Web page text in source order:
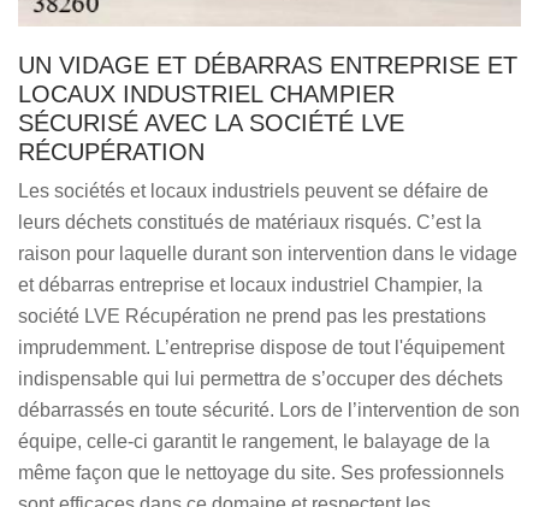
UN VIDAGE ET DÉBARRAS ENTREPRISE ET
LOCAUX INDUSTRIEL CHAMPIER
SÉCURISÉ AVEC LA SOCIÉTÉ LVE
RÉCUPÉRATION
Les sociétés et locaux industriels peuvent se défaire de
leurs déchets constitués de matériaux risqués. C’est la
raison pour laquelle durant son intervention dans le vidage
et débarras entreprise et locaux industriel Champier, la
société LVE Récupération ne prend pas les prestations
imprudemment. L’entreprise dispose de tout l'équipement
indispensable qui lui permettra de s’occuper des déchets
débarrassés en toute sécurité. Lors de l’intervention de son
équipe, celle-ci garantit le rangement, le balayage de la
même façon que le nettoyage du site. Ses professionnels